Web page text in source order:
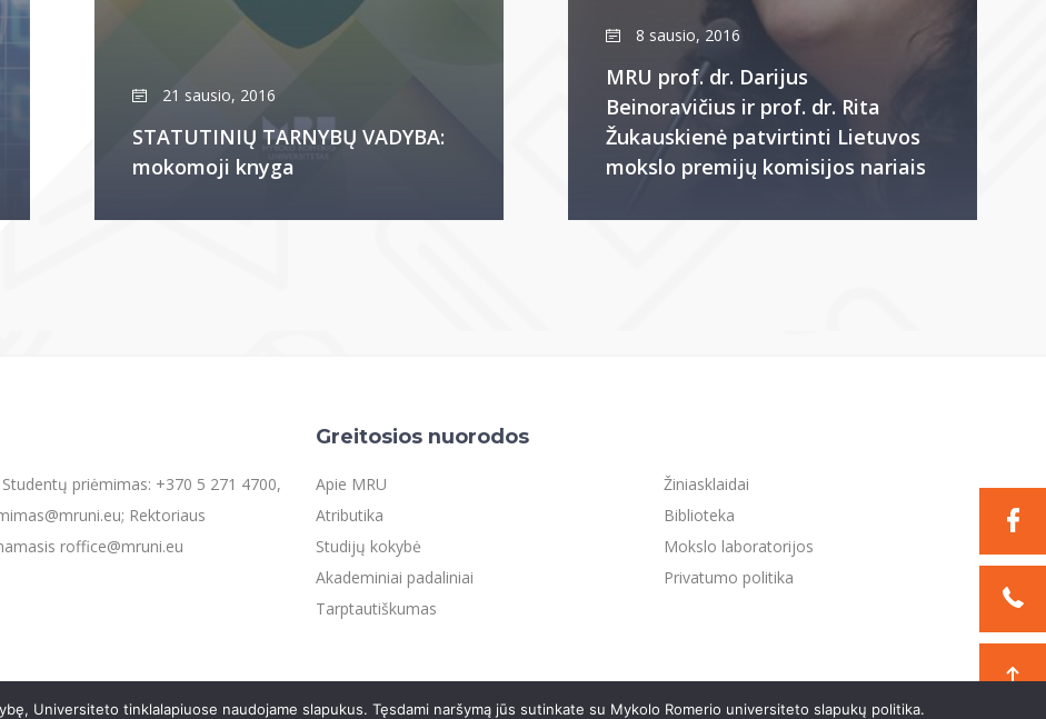
21 sausio, 2016
STATUTINIŲ TARNYBŲ VADYBA:
mokomoji knyga
8 sausio, 2016
MRU prof. dr. Darijus
Beinoravičius ir prof. dr. Rita
Žukauskienė patvirtinti Lietuvos
mokslo premijų komisijos nariais
Studentų priėmimas: +370 5 271 4700,
Rektoriaus
roffice@mruni.eu
Greitosios nuorodos
Apie MRU
Atributika
Studijų kokybė
Akademiniai padaliniai
Tarptautiškumas
Žiniasklaidai
Biblioteka
Mokslo laboratorijos
Privatumo politika
Universiteto tinklalapiuose naudojame slapukus. Tęsdami naršymą jūs sutinkate su Mykolo Romerio universiteto slapukų politika.